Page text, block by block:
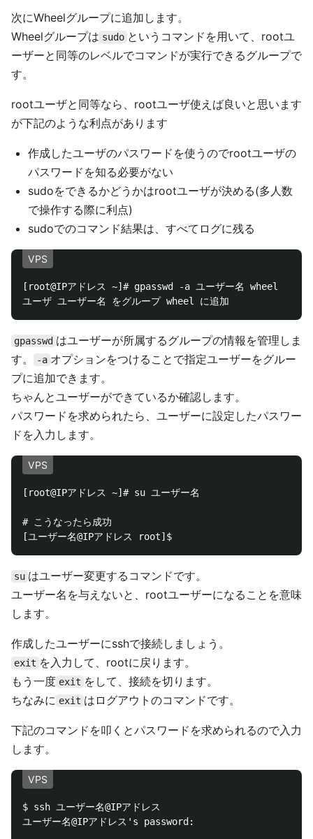
次にWheelグループに追加します。
Wheelグループは sudo というコマンドを用いて、rootユ
ーザーと同等のレベルでコマンドが実行できるグループで
す。
rootユーザと同等なら、rootユーザ使えば良いと思います
が下記のような利点があります
作成したユーザのパスワードを使うのでrootユーザの
パスワードを知る必要がない
sudoをできるかどうかはrootユーザが決める(多人数
で操作する際に利点)
sudoでのコマンド結果は、すべてログに残る
VPS
[root@IPアドレス ~]# gpasswd -a ユーザー名 wheel
gpasswd はユーザーが所属するグループの情報を管理しま
す。
-a オプションをつけることで指定ユーザーをグルー
プに追加できます。
ちゃんとユーザーができているか確認します。
パスワードを求められたら、ユーザーに設定したパスワー
ドを入力します。
VPS
[root@IPアドレス ~]# su ユーザー名
# こうなったら成功
su はユーザー変更するコマンドです。
ユーザー名を与えないと、rootユーザーになることを意味
します。
作成したユーザーにsshで接続しましょう。
exit を入力して、rootに戻ります。
もう一度 exit をして、接続を切ります。
ちなみに exit はログアウトのコマンドです。
下記のコマンドを叩くとパスワードを求められるので入力
します。
VPS
$ ssh ユーザー名@IPアドレス
ユーザー名@IPアドレス's password: